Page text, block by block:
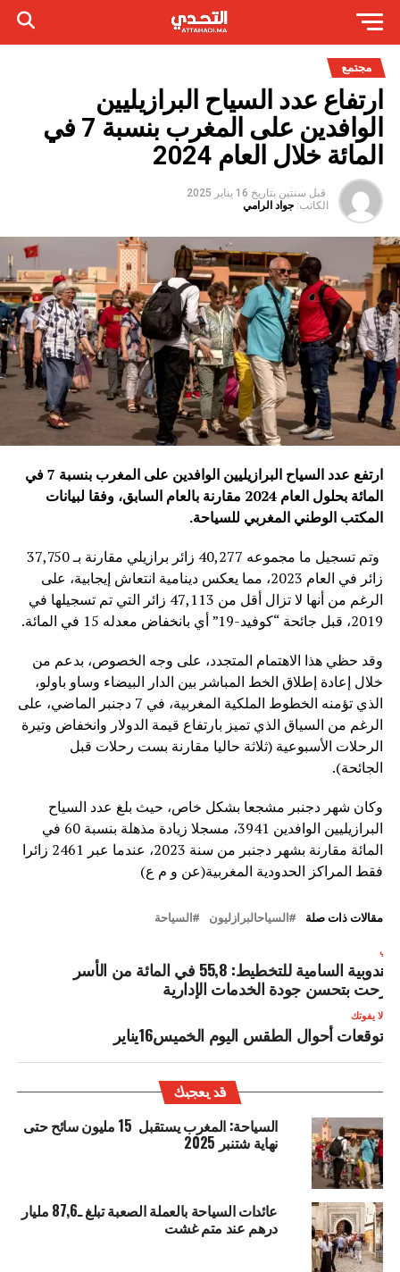
مجتمع
ارتفاع عدد السياح البرازيليين
الوافدين على المغرب بنسبة 7 في
المائة خلال العام 2024
قبل سنتين بتاريخ 16 يناير 2025
الكاتب: جواد الرامي
ارتفع عدد السياح البرازيليين الوافدين على المغرب بنسبة 7 في
المائة بحلول العام 2024 مقارنة بالعام السابق، وفقا لبيانات
المكتب الوطني المغربي للسياحة.
وتم تسجيل ما مجموعه 40,277 زائر برازيلي مقارنة بـ 37,750
زائر في العام 2023، مما يعكس دينامية انتعاش إيجابية، على
الرغم من أنها لا تزال أقل من 47,113 زائر التي تم تسجيلها في
2019، قبل جائحة “كوفيد-19” أي بانخفاض معدله 15 في المائة.
وقد حظي هذا الاهتمام المتجدد، على وجه الخصوص، بدعم من
خلال إعادة إطلاق الخط المباشر بين الدار البيضاء وساو باولو،
الذي تؤمنه الخطوط الملكية المغربية، في 7 دجنبر الماضي، على
الرغم من السياق الذي تميز بارتفاع قيمة الدولار وانخفاض وتيرة
الرحلات الأسبوعية (ثلاثة حاليا مقارنة بست رحلات قبل
الجائحة).
وكان شهر دجنبر مشجعا بشكل خاص، حيث بلغ عدد السياح
البرازيليين الوافدين 3941، مسجلا زيادة مذهلة بنسبة 60 في
المائة مقارنة بشهر دجنبر من سنة 2023، عندما عبر 2461 زائرا
فقط المراكز الحدودية المغربية(عن و م ع)
مقالات ذات صلة السياحالبرازليون السياحة
المندوبية السامية للتخطيط: 55,8 في المائة من الأسر
بتحسن جودة الخدمات الإدارية
لا يفوتك
توقعات أحوال الطقس اليوم الخميس16يناير
قد يعجبك
السياحة: المغرب يستقبل 15 مليون سائح حتى
نهاية شتنبر 2025
عائدات السياحة بالعملة الصعبة تبلغ ـ87,6 مليار
درهم عند متم غشت